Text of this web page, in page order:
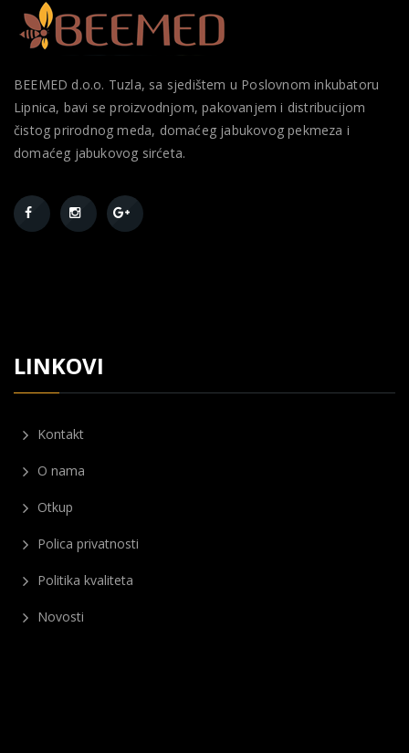
BEEMED d.o.o. Tuzla, sa sjedištem u Poslovnom inkubatoru
Lipnica, bavi se proizvodnjom, pakovanjem i distribucijom
čistog prirodnog meda, domaćeg jabukovog pekmeza i
domaćeg jabukovog sirćeta.
LINKOVI
Kontakt
O nama
Otkup
Polica privatnosti
Politika kvaliteta
Novosti